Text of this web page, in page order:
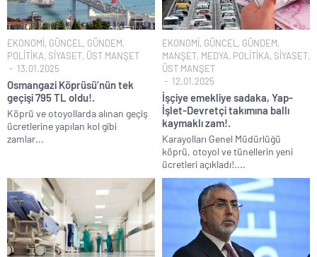
EKONOMİ, GÜNCEL , GÜNDEM,
POLİTİKA, SİYASET, ÜST MANŞET
13.01.2025
Osmangazi Köprüsü’nün tek
geçişi 795 TL oldu!.
Köprü ve otoyollarda alınan geçiş
ücretlerine yapılan kol gibi
zamlar...
EKONOMİ, GÜNCEL , GÜNDEM,
MANŞET, MEDYA, POLİTİKA, SİYASET,
ÜST MANŞET
12.01.2025
İşçiye emekliye sadaka, Yap-
İşlet-Devretçi takımına ballı
kaymaklı zam!.
Karayolları Genel Müdürlüğü
köprü, otoyol ve tünellerin yeni
ücretleri açıkladı!....